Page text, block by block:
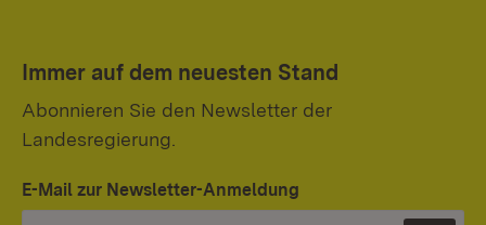
Immer auf dem neuesten Stand
Abonnieren Sie den Newsletter der
Landesregierung.
E-Mail zur Newsletter-Anmeldung